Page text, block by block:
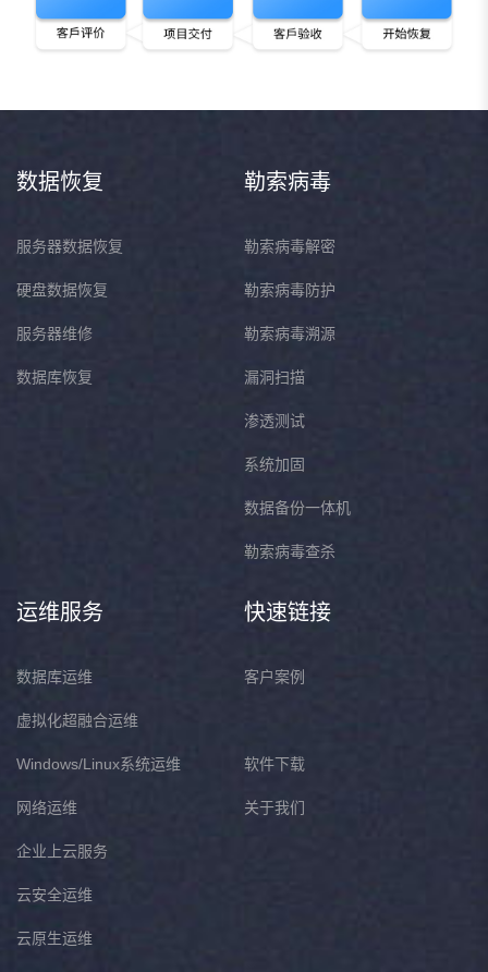
数据恢复
服务器数据恢复
硬盘数据恢复
服务器维修
数据库恢复
勒索病毒
勒索病毒解密
勒索病毒防护
勒索病毒溯源
漏洞扫描
渗透测试
系统加固
数据备份一体机
勒索病毒查杀
运维服务
数据库运维
虚拟化超融合运维
Windows/Linux系统运维
网络运维
企业上云服务
云安全运维
云原生运维
快速链接
客户案例
软件下载
关于我们